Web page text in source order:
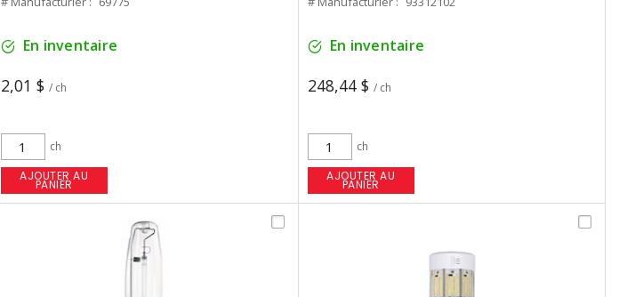
En inventaire
2,01 $ / ch
ch
AJOUTER AU
PANIER
En inventaire
248,44 $ / ch
ch
AJOUTER AU
PANIER